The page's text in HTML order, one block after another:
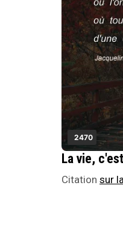
2470
Citation sur